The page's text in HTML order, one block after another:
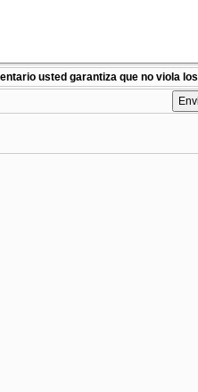
usted garantiza que no viola los